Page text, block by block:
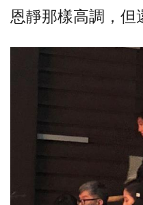
恩靜那樣高調，但